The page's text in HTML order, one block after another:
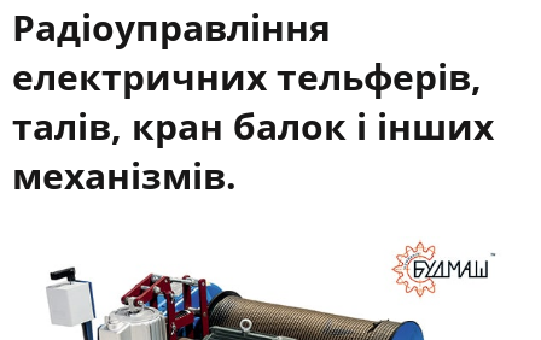
Радіоуправління
електричних тельферів,
талів, кран балок і інших
механізмів.